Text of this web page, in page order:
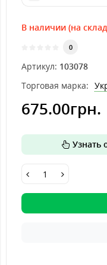
В наличии (на
0
Артикул: 103078
Торговая марка:
675.00грн.
Узнать